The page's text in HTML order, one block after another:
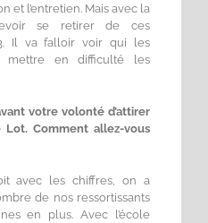
et l’entretien. Mais avec la
se retirer de ces
Il va falloir voir qui les
en difficulté les
votre volonté d’attirer
Comment allez-vous
avec les chiffres, on a
de nos ressortissants
en plus. Avec l’école